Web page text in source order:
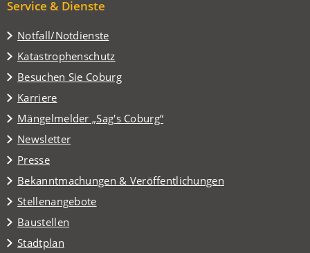
Service & Dienste
Notfall/Notdienste
Katastrophenschutz
Besuchen Sie Coburg
(Öffnet
in
einem
neuen
Tab)
Karriere
Mängelmelder „Sag's Coburg“
(Öffnet
in
einem
neuen
Tab)
Newsletter
Presse
Bekanntmachungen & Veröffentlichungen
Stellenangebote
Baustellen
Stadtplan
(Öffnet